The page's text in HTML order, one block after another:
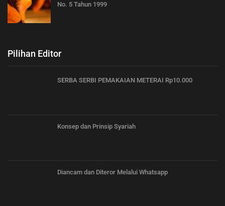
No. 5 Tahun 1999
Pilihan Editor
SERBA SERBI PEMAKAIAN METERAI Rp10.000
Konsep dan Prinsip Syariah
Diancam dan Diteror Melalui Whatsapp